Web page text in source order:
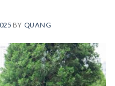
BY QUANG